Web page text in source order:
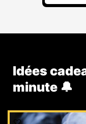
Idées
minute 🔔